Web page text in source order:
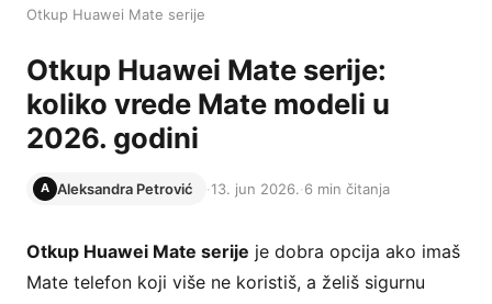
Otkup Huawei Mate serije
Otkup Huawei Mate serije:
koliko vrede Mate modeli u
2026. godini
A Aleksandra Petrović ·13. jun 2026.·6 min čitanja
Otkup Huawei Mate serije je dobra opcija ako imaš
Mate telefon koji više ne koristiš, a želiš sigurnu